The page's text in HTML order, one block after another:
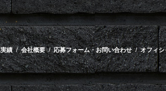
績 会社概要 応募フォーム・お問い合わせ オフィシ